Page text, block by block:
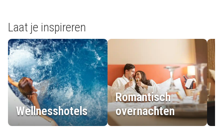
Laat je inspireren
Wellnesshotels
Romantisch
overnachten